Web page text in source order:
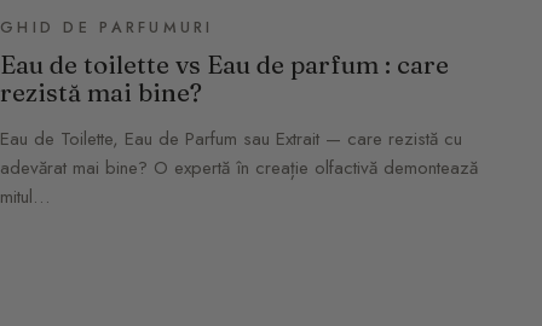
GHID DE PARFUMURI
Eau de toilette vs Eau de parfum : care
rezistă mai bine?
Eau de Toilette, Eau de Parfum sau Extrait — care rezistă cu
adevărat mai bine? O expertă în creație olfactivă demontează
mitul…